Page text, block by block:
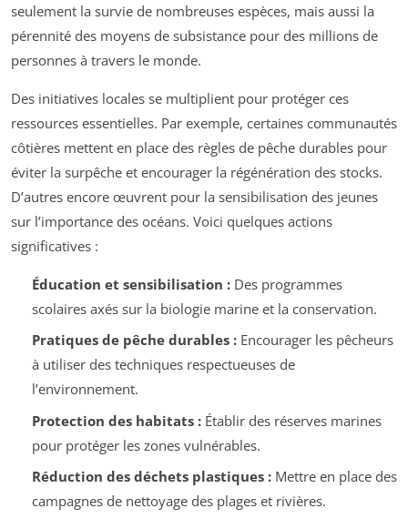
seulement la survie de nombreuses espèces, mais aussi la
pérennité des moyens de subsistance pour des millions de
personnes à travers le monde.
Des initiatives locales se multiplient pour protéger ces
ressources essentielles. Par exemple, certaines communautés
côtières mettent en place des règles de pêche durables pour
éviter la surpêche et encourager la régénération des stocks.
D’autres encore œuvrent pour la sensibilisation des jeunes
sur l’importance des océans. Voici quelques actions
significatives :
Éducation et sensibilisation :Des programmes
scolaires axés sur la biologie marine et la conservation.
Pratiques de pêche durables :Encourager les pêcheurs
à utiliser des techniques respectueuses de
l’environnement.
Protection des habitats :Établir des réserves marines
pour protéger les zones vulnérables.
Réduction des déchets plastiques :Mettre en place des
campagnes de nettoyage des plages et rivières.